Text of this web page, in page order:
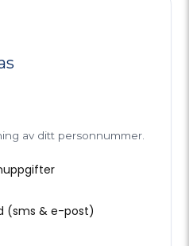
av ditt personnummer.
(sms & e-post)